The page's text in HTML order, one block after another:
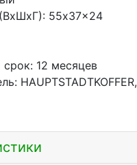
55x37x24
срок: 12 месяцев
HAUPTSTADTKOFFER,